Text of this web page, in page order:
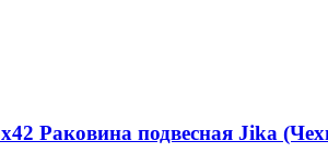
Раковина подвесная Jika